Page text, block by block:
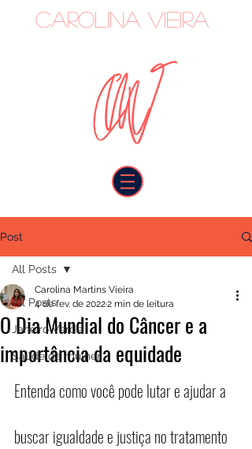
Carolina Vieira
Post
All Posts
Janeiro Verde
Saúde da mulher
All Posts
O Dia Mundial do Câncer e a
importância da equidade
Carolina Martins Vieira
4 de fev. de 20222 min de leitura
Entenda como você pode lutar e ajudar a
buscar igualdade e justiça no tratamento